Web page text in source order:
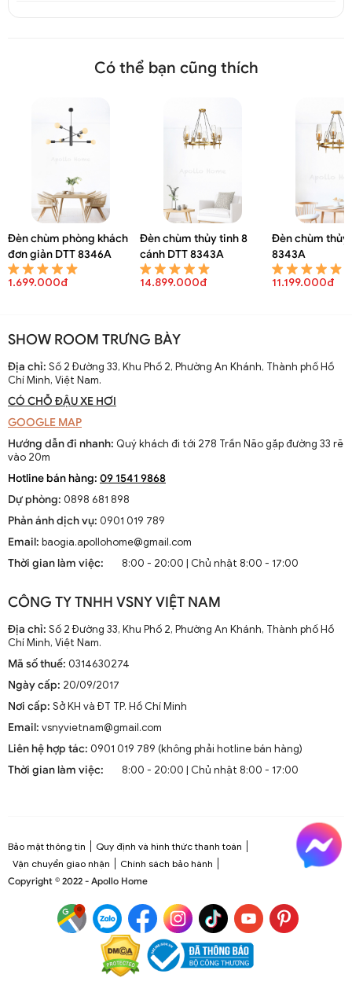
Đèn chùm thả trần chao thuỷ tinh trang trí DTT 5520A
Đèn chùm thả trần chao thuỷ tinh trang trí DTT 5520A
Có thể bạn cũng thích
Đèn chùm phòng khách
đơn giản DTT 8346A
1.699.000đ
Đèn chùm thủy tinh 8
cánh DTT 8343A
14.899.000đ
Đèn chùm thủy
8343A
11.199.000đ
SHOW ROOM TRƯNG BÀY
Địa chỉ: Số 2 Đường 33, Khu Phố 2, Phường An Khánh, Thành phố Hồ
Chí Minh, Việt Nam.
CÓ CHỖ ĐẬU XE HƠI
GOOGLE MAP
Hướng dẫn đi nhanh: Quý khách đi tới 278 Trần Não gặp đường 33 rẽ
vào 20m
Hotline bán hàng: 09 1541 9868
Dự phòng: 0898 681 898
Phản ánh dịch vụ: 0901 019 789
Email: baogia.apollohome@gmail.com
Thời gian làm việc:
8:00 - 20:00 | Chủ nhật 8:00 - 17:00
CÔNG TY TNHH VSNY VIỆT NAM
Địa chỉ: Số 2 Đường 33, Khu Phố 2, Phường An Khánh, Thành phố Hồ
Chí Minh, Việt Nam.
Mã số thuế: 0314630274
Ngày cấp: 20/09/2017
Nơi cấp: Sở KH và ĐT TP. Hồ Chí Minh
Email: vsnyvietnam@gmail.com
Liên hệ hợp tác: 0901 019 789 (không phải hotline bán hàng)
Thời gian làm việc:
8:00 - 20:00 | Chủ nhật 8:00 - 17:00
Bảo mật thông tin
Quy định và hình thức thanh toán
Vận chuyển giao nhận
Chính sách bảo hành
Copyright © 2022 - Apollo Home